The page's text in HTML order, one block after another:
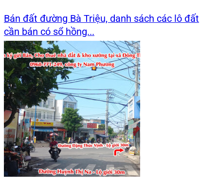
Bán đất đường Bà Triệu, danh sách các lô đất
cần bán có sổ hồng...